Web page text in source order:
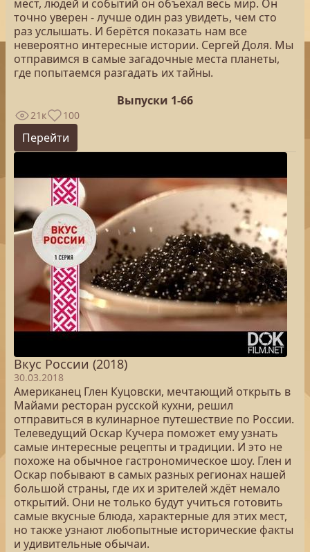
мест, людей и событий он объехал весь мир. Он
точно уверен - лучше один раз увидеть, чем сто
раз услышать. И берётся показать нам все
невероятно интересные истории. Сергей Доля. Мы
отправимся в самые загадочные места планеты,
где попытаемся разгадать их тайны.
Выпуски 1-66
21к 100
Перейти
Вкус России (2018)
30.03.2018
Американец Глен Куцовски, мечтающий открыть в
Майами ресторан русской кухни, решил
отправиться в кулинарное путешествие по России.
Телеведущий Оскар Кучера поможет ему узнать
самые интересные рецепты и традиции. И это не
похоже на обычное гастрономическое шоу. Глен и
Оскар побывают в самых разных регионах нашей
большой страны, где их и зрителей ждёт немало
открытий. Они не только будут учиться готовить
самые вкусные блюда, характерные для этих мест,
но также узнают любопытные исторические факты
и удивительные обычаи.